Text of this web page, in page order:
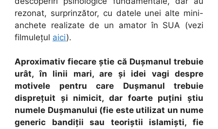
rezonat, surprinzător, cu datele unei alte mini-
anchete realizate de un amator în SUA (vezi
filmulețul aici).
Aproximativ fiecare știe că Dușmanul trebuie
urât, în linii mari, are și idei vagi despre
motivele pentru care Dușmanul trebuie
disprețuit și nimicit, dar foarte puțini știu
numele Dușmanului (fie este utilizat un nume
generic bandiții sau teoriștii islamiști, fie